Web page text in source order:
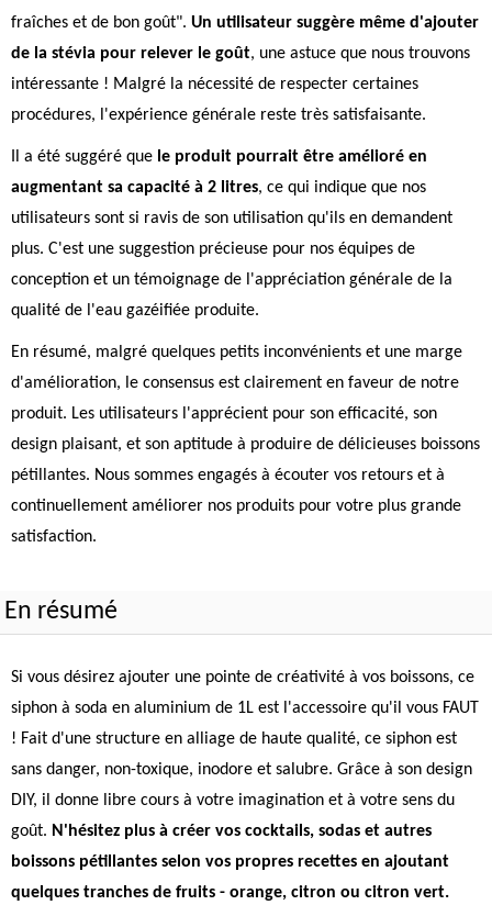
fraîches et de bon goût". Un utilisateur suggère même d'ajouter
de la stévia pour relever le goût, une astuce que nous trouvons
intéressante ! Malgré la nécessité de respecter certaines
procédures, l'expérience générale reste très satisfaisante.
Il a été suggéré que le produit pourrait être amélioré en
augmentant sa capacité à 2 litres, ce qui indique que nos
utilisateurs sont si ravis de son utilisation qu'ils en demandent
plus. C'est une suggestion précieuse pour nos équipes de
conception et un témoignage de l'appréciation générale de la
qualité de l'eau gazéifiée produite.
En résumé, malgré quelques petits inconvénients et une marge
d'amélioration, le consensus est clairement en faveur de notre
produit. Les utilisateurs l'apprécient pour son efficacité, son
design plaisant, et son aptitude à produire de délicieuses boissons
pétillantes. Nous sommes engagés à écouter vos retours et à
continuellement améliorer nos produits pour votre plus grande
satisfaction.
En résumé
Si vous désirez ajouter une pointe de créativité à vos boissons, ce
siphon à soda en aluminium de 1L est l'accessoire qu'il vous FAUT
! Fait d'une structure en alliage de haute qualité, ce siphon est
sans danger, non-toxique, inodore et salubre. Grâce à son design
DIY, il donne libre cours à votre imagination et à votre sens du
goût. N'hésitez plus à créer vos cocktails, sodas et autres
boissons pétillantes selon vos propres recettes en ajoutant
quelques tranches de fruits - orange, citron ou citron vert.